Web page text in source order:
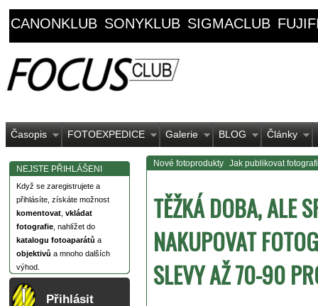
CANONKLUB SONYKLUB SIGMACLUB
Časopis FOTOEXPEDICE Galerie BLOG Články
NEJSTE PŘIHLÁŠENI
Když se zaregistrujete a
přihlásíte, získáte možnost
komentovat vkládat
fotografie , nahlížet do
katalogu fotoaparátů a
objektivů a mnoho dalších
výhod.
Přihlásit
Nové fotoprodukty Jak publikovat
TĚŽKÁ DOBA, ALE
NAKUPOVAT
SLEVY AŽ 70-90